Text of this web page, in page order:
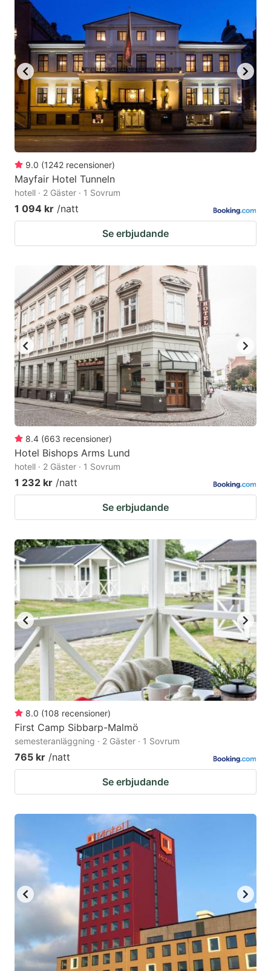
key
to
get
the
keyboard
shortcuts
for
changing
dates.
mark
key
to
get
the
keyboard
shortcuts
for
9.0 (1242 recensioner)
Mayfair Hotel Tunneln
hotell · 2 Gäster · 1 Sovrum
1 094 kr /natt
Se erbjudande
8.4 (663 recensioner)
Hotel Bishops Arms Lund
hotell · 2 Gäster · 1 Sovrum
1 232 kr /natt
Se erbjudande
8.0 (108 recensioner)
First Camp Sibbarp-Malmö
semesteranläggning · 2 Gäster · 1 Sovrum
765 kr /natt
Se erbjudande